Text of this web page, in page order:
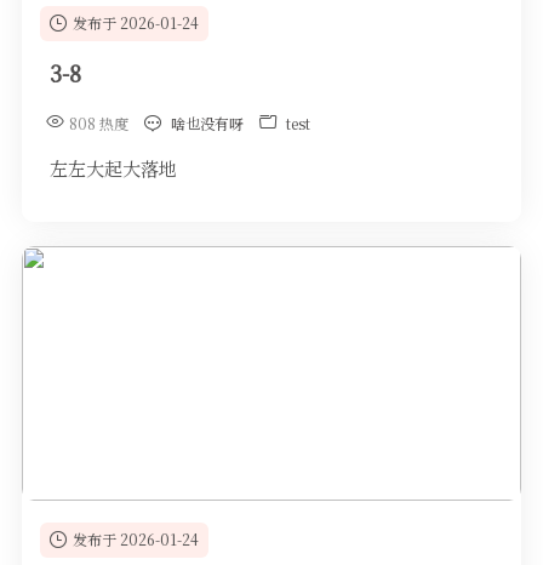
发布于 2026-01-24
3-8
808 热度 啥也没有呀 test
左左大起大落地
发布于 2026-01-24